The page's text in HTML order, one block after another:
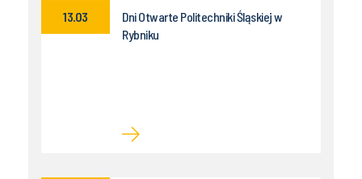
Dni Otwarte Politechniki Śląskiej w
Rybniku
13.03